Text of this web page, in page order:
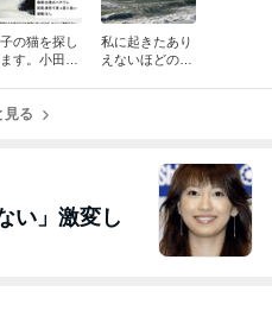
の猫を探し
す。小田原
気にかけて
私に起きたあり
えないほどの奇
見る
い」激変し